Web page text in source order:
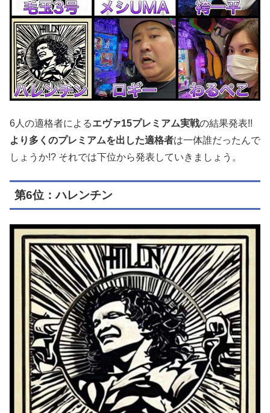
6人の適格者によるエヴァ15プレミアム実戦の結果発表!!
より多くのプレミアムを出した適格者は一体誰だったんで
しょうか!? それでは下位から発表していきましょう。
第6位：ハレンチン